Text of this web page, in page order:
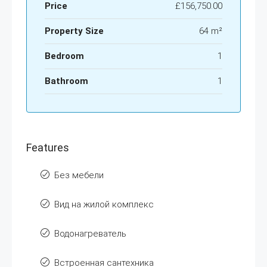
Price £156,750.00
Property Size 64 m²
Bedroom 1
Bathroom 1
Features
Без мебели
Вид на жилой комплекс
Водонагреватель
Встроенная сантехника